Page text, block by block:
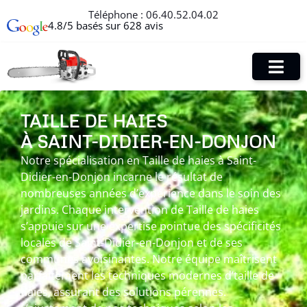
Téléphone : 06.40.52.04.02
4.8/5 basés sur 628 avis
TAILLE DE HAIES
À SAINT-DIDIER-EN-DONJON
Notre spécialisation en Taille de haies à Saint-
Didier-en-Donjon incarne le résultat de
nombreuses années d’expérience dans le soin des
jardins. Chaque intervention de Taille de haies
s’appuie sur une expertise pointue des spécificités
locales de Saint-Didier-en-Donjon et de ses
communes avoisinantes. Notre équipe maîtrisent
parfaitement les techniques modernes d’taille de
haies, assurant des solutions pérennes.